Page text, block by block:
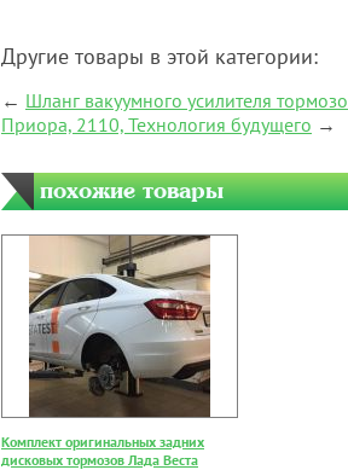
Другие товары в этой категории:
← Шланг вакуумного усилителя
Приора, 2110, Технология будущего →
похожие товары
Комплект оригинальных задних
дисковых тормозов Лада Веста